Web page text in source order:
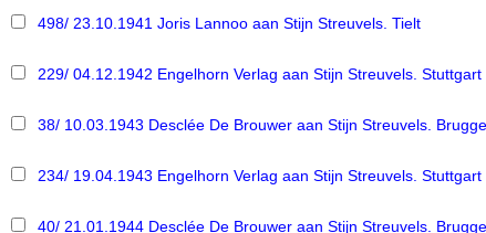
498/ 23.10.1941 Joris Lannoo aan Stijn Streuvels. Tielt
229/ 04.12.1942 Engelhorn Verlag aan Stijn Streuvels. Stuttgart
38/ 10.03.1943 Desclée De Brouwer aan Stijn Streuvels. Brugge
234/ 19.04.1943 Engelhorn Verlag aan Stijn Streuvels. Stuttgart
40/ 21.01.1944 Desclée De Brouwer aan Stijn Streuvels. Brugge